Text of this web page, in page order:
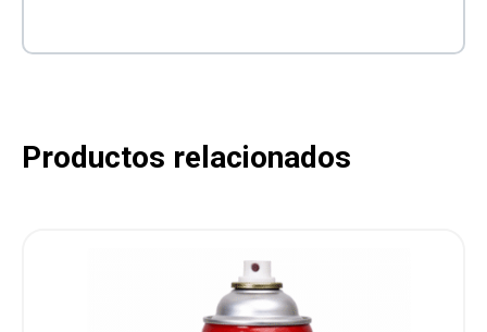
Productos relacionados